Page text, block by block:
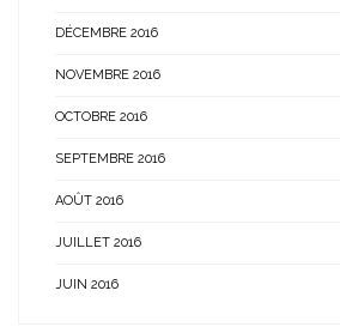
DÉCEMBRE 2016
NOVEMBRE 2016
OCTOBRE 2016
SEPTEMBRE 2016
AOÛT 2016
JUILLET 2016
JUIN 2016